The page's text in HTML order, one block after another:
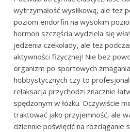
wytrzymałość wysiłkową, ale też
poziom endorfin na wysokim
hormon szczęścia wydziela się
jedzenia czekolady, ale też
aktywności fizycznej! Nie bez
organizm po sportowych
hobbystycznych czy to
relaksacja przychodzi znacznie
spędzonym w łóżku. Oczywiście
traktować jako przyjemność, ale
dziennie poświęcić na rozciąganie